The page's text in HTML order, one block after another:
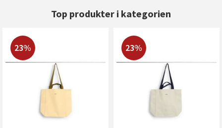
Top produkter i kategorien
23% 23%